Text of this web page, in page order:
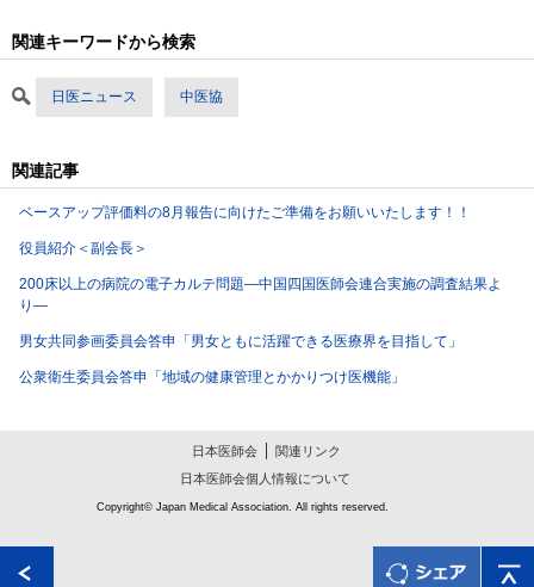
関連キーワードから検索
日医ニュース 中医協
関連記事
ベースアップ評価料の8月報告に向けたご準備をお願いいたします！！
役員紹介＜副会長＞
200床以上の病院の電子カルテ問題―中国四国医師会連合実施の調査結果よ
り―
男女共同参画委員会答申「男女ともに活躍できる医療界を目指して」
公衆衛生委員会答申「地域の健康管理とかかりつけ医機能」
日本医師会
関連リンク
日本医師会個人情報について
Copyright© Japan Medical Association. All rights reserved.